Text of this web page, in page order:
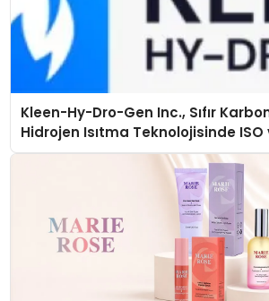
Kleen-Hy-Dro-Gen Inc., Sıfır
Hidrojen Isıtma Teknolojisinde ISO
Düzenleyici Onaylarını Aldı